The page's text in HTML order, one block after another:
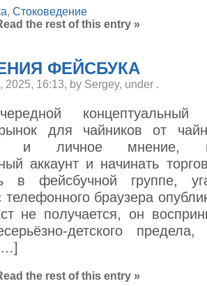
, Стоковедение
the rest of this entry »
ФЕЙСБУКА
2025, 16:13, by Sergey, under .
концептуальный
для чайников от
и личное мнение,
аккаунт и начинать
в фейсбучной группе,
браузера
не получается, он
детского
the rest of this entry »